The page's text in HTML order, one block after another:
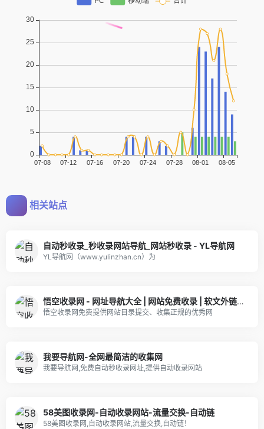
相关站点
自动秒收录_秒收录网站导航_网站秒收录 - YL导航网
YL导航网（www.yulinzhan.cn）为
悟空收录网 - 网址导航大全 | 网站免费收录 | 软文外链发布平台
悟空收录网免费提供网站目录提交、收集正规的优秀网
我要导航网-全网最简洁的收集网
我要导航网,免费自动秒收录网址,提供自动收录网站
58美图收录网-自动收录网站-流量交换-自动链
58美图收录网,自动收录网站,流量交换,自动链！